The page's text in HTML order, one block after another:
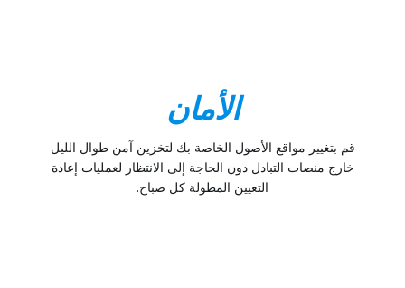
الأمان
قم بتغيير مواقع الأصول الخاصة بك لتخزين آمن طوال الليل
خارج منصات التبادل دون الحاجة إلى الانتظار لعمليات إعادة
التعيين المطولة كل صباح.